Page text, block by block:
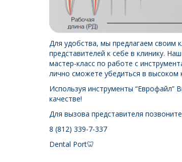
Для удобства, мы предлагаем своим
представителей к себе в клинику.
мастер-класс по работе с
лично сможете убедиться в высоком
Используя инструменты “Еврофайл”
качестве!
Для вызова представителя
8 (812) 339-7-337
Dental Port🦷